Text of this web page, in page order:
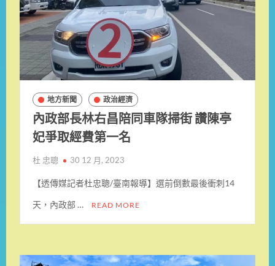
地方新聞 政治經濟
內政部長林右昌陪同車隊掃街 讚陳亭
妃爭取經費第一名
杜 忠聰 30 12 月, 2023
【透傳媒記者杜忠聰/臺南報導】選前倒數最後衝刺14
天，內政部 … READ MORE